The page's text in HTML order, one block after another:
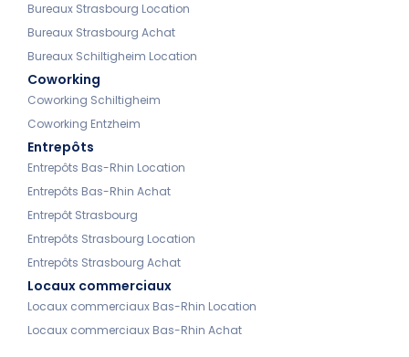
Bureaux Strasbourg Location
Bureaux Strasbourg Achat
Bureaux Schiltigheim Location
Coworking
Coworking Schiltigheim
Coworking Entzheim
Entrepôts
Entrepôts Bas-Rhin Location
Entrepôts Bas-Rhin Achat
Entrepôt Strasbourg
Entrepôts Strasbourg Location
Entrepôts Strasbourg Achat
Locaux commerciaux
Locaux commerciaux Bas-Rhin Location
Locaux commerciaux Bas-Rhin Achat